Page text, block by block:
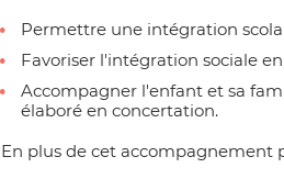
Permettre une intégration
Favoriser l'intégration sociale
Accompagner l'enfant et sa
élaboré en concertation.
En plus de cet accompagnement